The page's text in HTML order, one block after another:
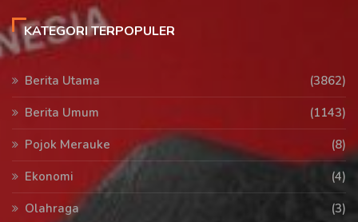
KATEGORI TERPOPULER
Berita Utama
(3862)
Berita Umum
(1143)
Pojok Merauke
(8)
Ekonomi
(4)
Olahraga
(3)